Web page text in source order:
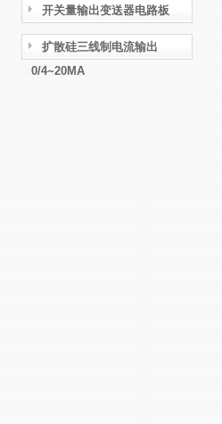
开关量输出变送器电路板
扩散硅三线制电流输出
0/4~20MA